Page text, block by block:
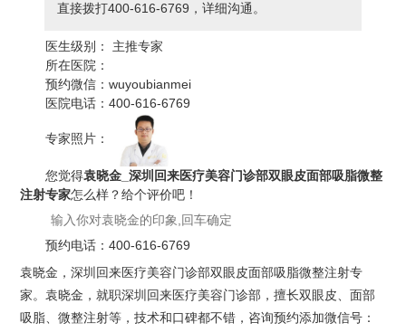
直接拨打400-616-6769，详细沟通。
医生级别：
主推专家
所在医院：
预约微信：wuyoubianmei
医院电话：400-616-6769
专家照片：
您觉得袁晓金_深圳回来医疗美容门诊部双眼皮面部吸脂微整
注射专家怎么样？给个评价吧！
预约电话：400-616-6769
袁晓金，深圳回来医疗美容门诊部双眼皮面部吸脂微整注射专
家。袁晓金，就职深圳回来医疗美容门诊部，擅长双眼皮、面部
吸脂、微整注射等，技术和口碑都不错，咨询预约添加微信号：